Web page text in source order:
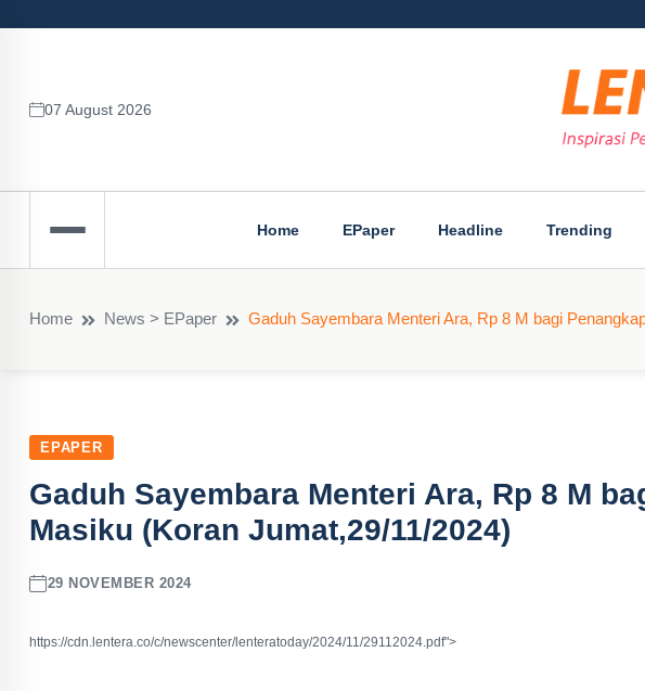
07 August 2026
Home EPaper Headline Trending
Home News > EPaper Gaduh Sayembara Menteri Ara, Rp 8 M bagi
EPAPER
Gaduh Sayembara Menteri Ara, Rp 8 M
Masiku (Koran Jumat,29/11/2024)
29 NOVEMBER 2024
https://cdn.lentera.co/c/newscenter/lenteratoday/2024/11/29112024.pdf">